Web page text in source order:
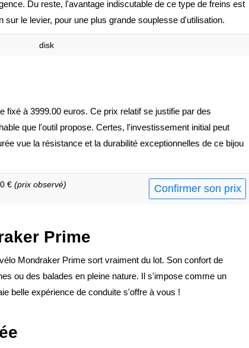
Du reste, l'avantage indiscutable de ce type de freins est
le levier, pour une plus grande souplesse d'utilisation.
disk
fixé à 3999.00 euros. Ce prix relatif se justifie par des
que l'outil propose. Certes, l'investissement initial peut
vue la résistance et la durabilité exceptionnelles de ce bijou
€ (prix observé) Confirmer son prix
Prime
Mondraker Prime sort vraiment du lot. Son confort de
ou des balades en pleine nature. Il s'impose comme un
belle expérience de conduite s'offre à vous !